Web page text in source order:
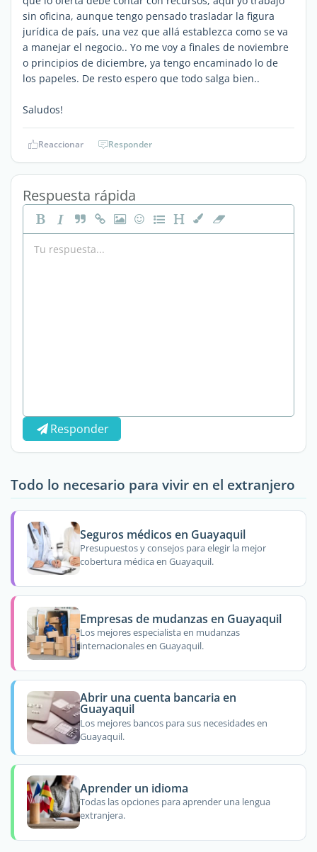
sin oficina, aunque tengo pensado trasladar la figura
jurídica de país, una vez que allá establezca como se va
a manejar el negocio.. Yo me voy a finales de noviembre
o principios de diciembre, ya tengo encaminado lo de
los papeles. De resto espero que todo salga bien..
Saludos!
Reaccionar Responder
Respuesta rápida
Responder
Todo lo necesario para vivir en el extranjero
Seguros médicos en Guayaquil
Presupuestos y consejos para elegir la mejor
cobertura médica en Guayaquil.
Empresas de mudanzas en Guayaquil
Los mejores especialista en mudanzas
internacionales en Guayaquil.
Abrir una cuenta bancaria en
Guayaquil
Los mejores bancos para sus necesidades en
Guayaquil.
Aprender un idioma
Todas las opciones para aprender una lengua
extranjera.